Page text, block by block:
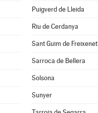
Puigverd de Lleida
Riu de Cerdanya
Sant Guim de Freixenet
Sarroca de Bellera
Solsona
Sunyer